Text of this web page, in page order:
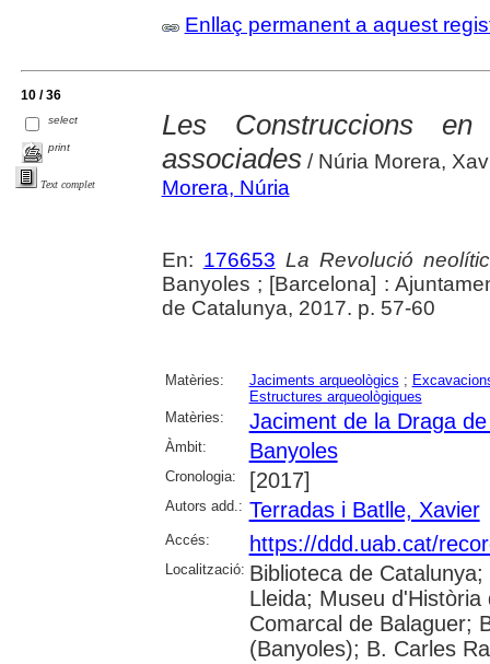
Enllaç permanent a aquest
10 / 36
select
print
Text complet
Les Construccions
associades/ Núria Morera,
Morera, Núria
En: 176653 La Revolució
Banyoles ; [Barcelona] :
de Catalunya, 2017. p. 57-60
Matèries: Jaciments arqueològics ;
Estructures arqueològiques
Matèries:
Jaciment de la Draga
Àmbit: Banyoles
Cronologia: [2017]
Autors add.: Terradas i Batlle, Xavier
Accés: https://ddd.uab.cat/
Localització: Biblioteca de
Lleida; Museu
Comarcal de Balaguer;
(Banyoles); B. Carles